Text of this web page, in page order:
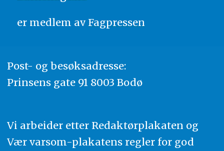
er medlem av Fagpressen
Post- og besøksadresse:
Prinsens gate 91 8003 Bodø
Vi arbeider etter Redaktørplakaten og
Vær varsom-plakatens regler for god